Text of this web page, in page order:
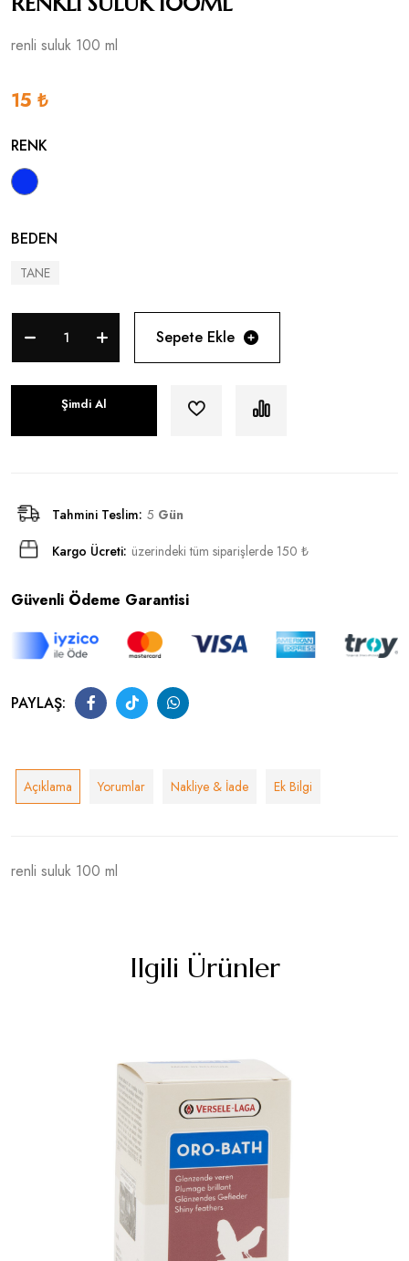
renli suluk 100 ml
15 ₺
RENK
BEDEN
TANE
Sepete Ekle
Şimdi Al
Tahmini Teslim: 5 Gün
Kargo Ücreti: üzerindeki tüm siparişlerde 150 ₺
Güvenli Ödeme Garantisi
PAYLAŞ:
Açıklama Yorumlar Nakliye & İade Ek Bilgi
renli suluk 100 ml
Ilgili Ürünler